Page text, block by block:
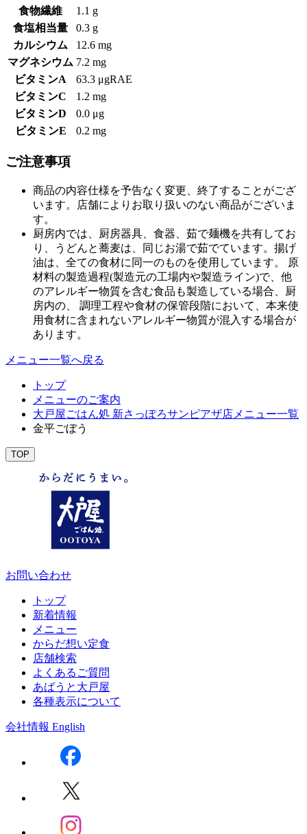
食物繊維
1.1 g
食塩相当量
0.3 g
カルシウム
12.6 mg
マグネシウム 7.2 mg
ビタミンA
63.3 μgRAE
ビタミンC
1.2 mg
ビタミンD
0.0 μg
ビタミンE
0.2 mg
ご注意事項
商品の内容仕様を予告なく変更、終了することがござ
います。店舗によりお取り扱いのない商品がございま
す。
厨房内では、厨房器具、食器、茹で麺機を共有してお
り、うどんと蕎麦は、同じお湯で茹でています。揚げ
油は、全ての食材に同一のものを使用しています。 原
材料の製造過程(製造元の工場内や製造ライン)で、他
のアレルギー物質を含む食品も製造している場合、厨
房内の、 調理工程や食材の保管段階において、本来使
用食材に含まれないアレルギー物質が混入する場合が
あります。
メニュー一覧へ戻る
トップ
メニューのご案内
大戸屋ごはん処 新さっぽろサンピアザ店メニュー一覧
金平ごぼう
TOP
お問い合わせ
トップ
新着情報
メニュー
からだ想い定食
店舗検索
よくあるご質問
あばうと大戸屋
各種表示について
会社情報 English